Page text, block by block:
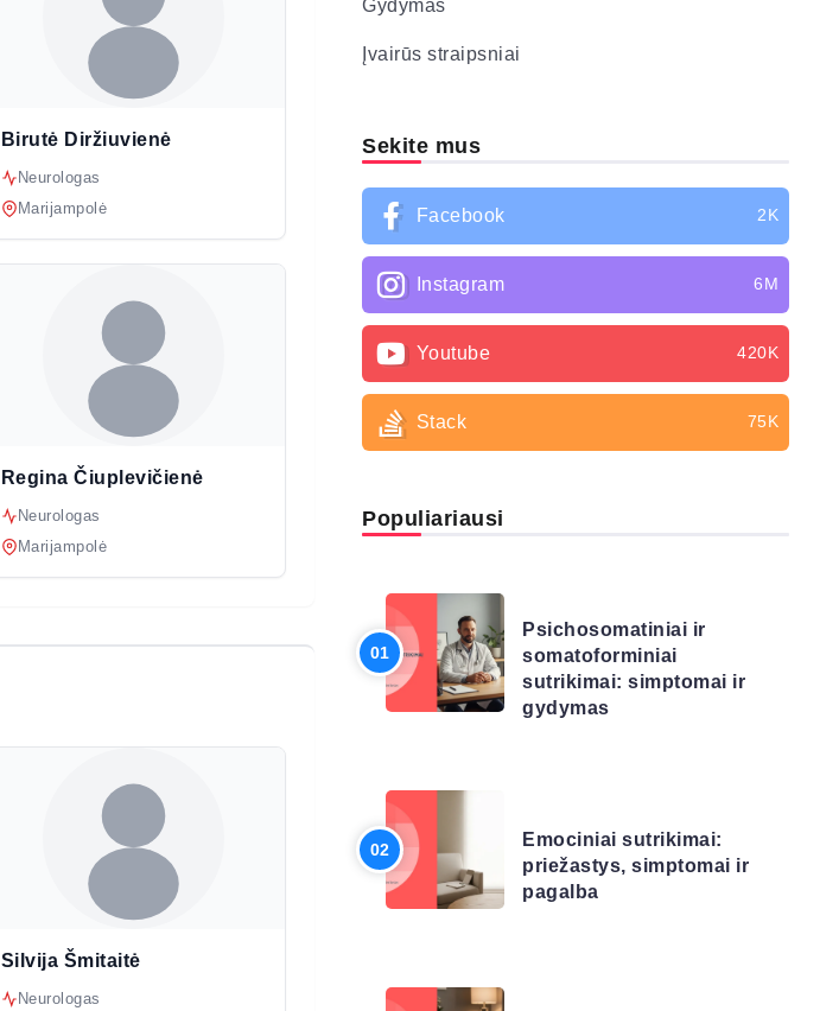
Birutė Diržiuvienė
Neurologas
Marijampolė
Regina Čiuplevičienė
Neurologas
Marijampolė
Silvija Šmitaitė
Neurologas
Gydymas
Įvairūs straipsniai
Sekite mus
Facebook 2K
Instagram 6M
Youtube 420K
Stack 75K
Populiariausi
Psichosomatiniai ir
somatoforminiai
sutrikimai: simptomai ir
gydymas
Emociniai sutrikimai:
priežastys, simptomai ir
pagalba